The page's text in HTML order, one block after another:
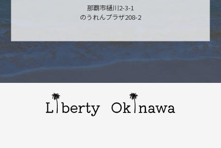
那覇市樋川2-3-1
のうれんプラザ208-2